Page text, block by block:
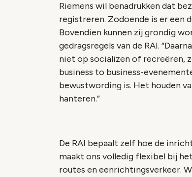
Riemens wil benadrukken dat
registreren. Zodoende is er een
Bovendien kunnen zij grondig
gedragsregels van de RAI.
niet op socializen of recreëren,
business to business-
bewustwording is. Het houden
hanteren.”
De RAI bepaalt zelf hoe de
maakt ons volledig flexibel bij
routes en eenrichtingsverkeer.